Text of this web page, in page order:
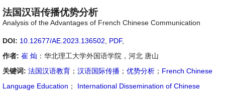
法国汉语传播优势分析
Analysis of the Advantages of French Chinese Communication
DOI: 10.12677/AE.2023.136502 PDF,
作者: 崔 灿 ：华北理工大学外国语学院，河北 唐山
关键词: 法国汉语教育 ； 汉语国际传播 ； 优势分析 ； French Chinese
Language Education ；
International Dissemination of Chinese